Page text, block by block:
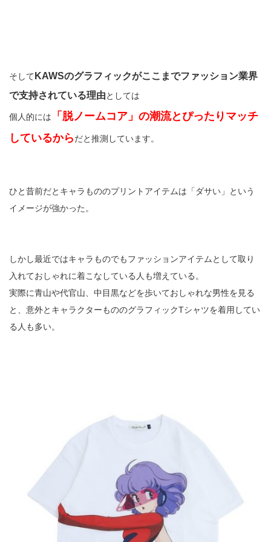
そして KAWSのグラフィックがここまでファッション業界
で支持されている理由としては
個人的には
「脱ノームコア」の潮流とぴったりマッチ
しているからだと推測しています。
ひと昔前だとキャラもののプリントアイテムは「ダサい」という
イメージが強かった。
しかし最近ではキャラものでもファッションアイテムとして取り
入れておしゃれに着こなしている人も増えている。
実際に青山や代官山、中目黒などを歩いておしゃれな男性を見る
と、意外とキャラクターもののグラフィックTシャツを着用してい
る人も多い。